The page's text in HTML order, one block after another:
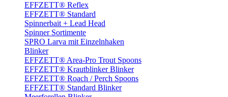
EFFZETT® Reflex
EFFZETT® Standard
Spinnerbait + Lead Head
Spinner Sortimente
SPRO Larva mit Einzelnhaken
Blinker
EFFZETT® Area-Pro Trout Spoons
EFFZETT® Krautblinker Blinker
EFFZETT® Roach / Perch Spoons
EFFZETT® Standard Blinker